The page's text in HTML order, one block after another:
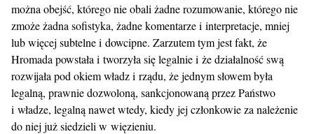
można obejść, którego nie obali żadne rozumowanie, którego nie
zmoże żadna sofistyka, żadne komentarze i interpretacje, mniej
lub więcej subtelne i dowcipne. Zarzutem tym jest fakt, że
Hromada powstała i tworzyła się legalnie i że działalność swą
rozwijała pod okiem władz i rządu, że jednym słowem była
legalną, prawnie dozwoloną, sankcjonowaną przez Państwo
i władze, legalną nawet wtedy, kiedy jej członkowie za należenie
do niej już siedzieli w więzieniu.